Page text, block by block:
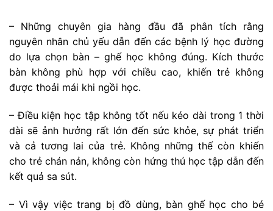
– Những chuyên gia hàng đầu đã phân tích rằng
nguyên nhân chủ yếu dẫn đến các bệnh lý học đường
do lựa chọn bàn – ghế học không đúng. Kích thước
bàn không phù hợp với chiều cao, khiến trẻ không
được thoải mái khi ngồi học.
– Điều kiện học tập không tốt nếu kéo dài trong 1 thời
dài sẽ ảnh hưởng rất lớn đến sức khỏe, sự phát triển
và cả tương lai của trẻ. Không những thế còn khiến
cho trẻ chán nản, không còn hứng thú học tập dẫn đến
kết quả sa sút.
– Vì vậy việc trang bị đồ dùng, bàn ghế học cho bé